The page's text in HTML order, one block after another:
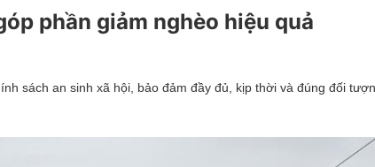
Giải pháp
phần giảm nghèo hiệu quả
sách an sinh xã hội, bảo đảm đầy đủ, kịp thời và đúng đối